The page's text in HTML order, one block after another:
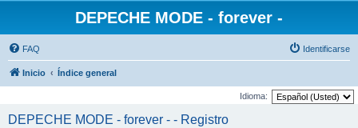
DEPECHE MODE - forever -
FAQ Identificarse
Inicio Índice general
Idioma:
DEPECHE MODE - forever - - Registro